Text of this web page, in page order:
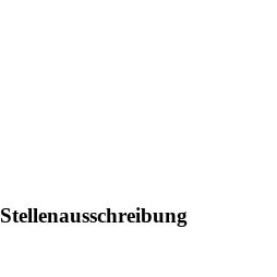
Stellenausschreibung